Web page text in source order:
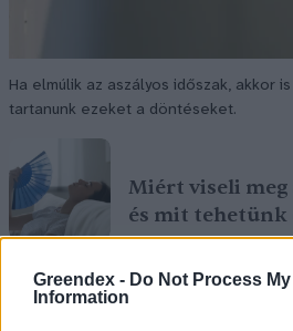
Greendex - Do Not Process
Information
Ha elmúlik az aszályos időszak, akkor
tartanunk ezeket a döntéseket.
Miért viseli meg
és mit tehetünk